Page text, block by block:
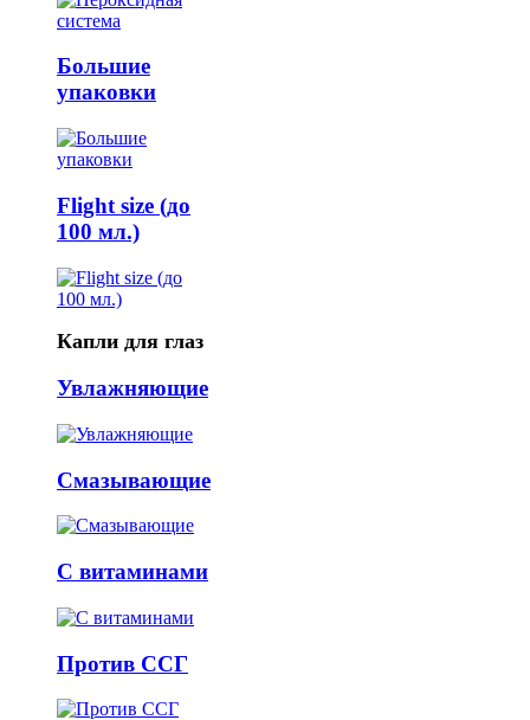
Большие
упаковки
Flight size (до
100 мл.)
Капли для глаз
Увлажняющие
Смазывающие
С витаминами
Против ССГ